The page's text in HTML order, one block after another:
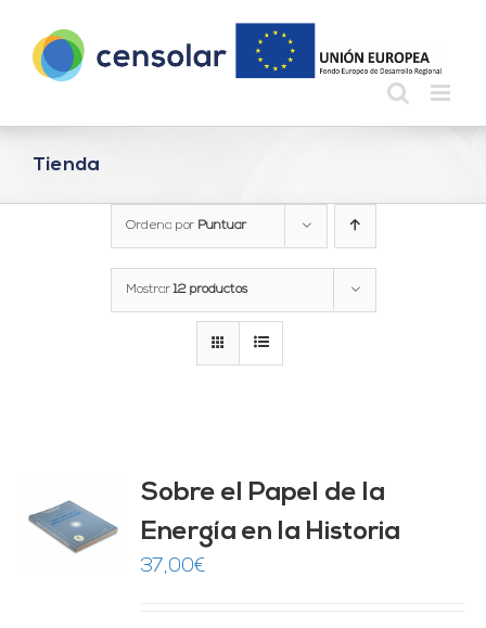
contenido
Tienda
Ordena por Puntuar
Mostrar12 productos
Sobre el Papel de la
Energía en la Historia
37,00€